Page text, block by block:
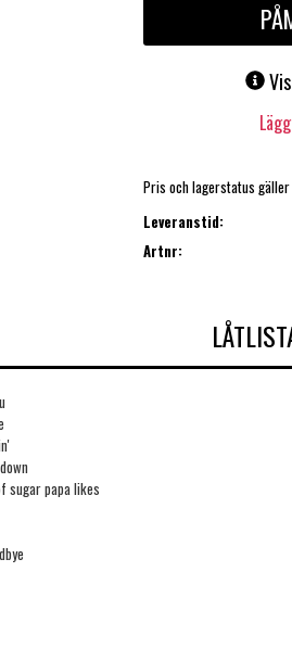
Pris och lagerstatus gäller
Leveranstid:
Artnr:
sugar papa likes